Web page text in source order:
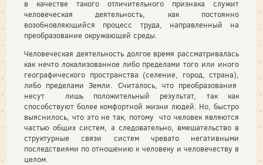
в качестве такого отличительного признака служит
человеческая деятельность, как постоянно
возобновляющийся процесс труда, направленный на
преобразование окружающей среды.
Человеческая деятельность долгое время рассматривалась
как нечто локализованное либо пределами того или иного
географического пространства (селение, город, страна),
либо пределами Земли. Считалось, что преобразования
несут лишь положительный результат, так как
способствуют более комфортной жизни людей. Но, быстро
выяснилось, что это не так, потому что человек являются
частью общих систем, а следовательно, вмешательство в
структурные связи систем чревато негативными
последствиями по отношению к человеку и человечеству в
целом.